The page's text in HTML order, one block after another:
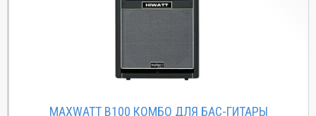
MAXWATT B100 КОМБО ДЛЯ БАС-ГИТАРЫ